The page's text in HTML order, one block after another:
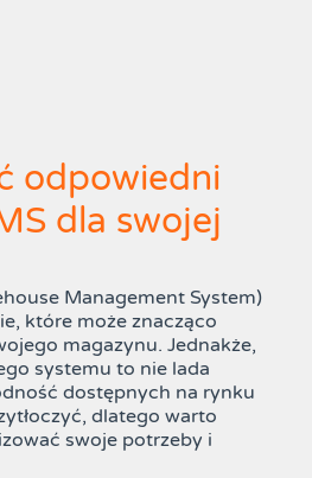
odpowiedni
dla swojej
Management System)
które może znacząco
magazynu. Jednakże,
systemu to nie lada
dostępnych na rynku
dlatego warto
swoje potrzeby i